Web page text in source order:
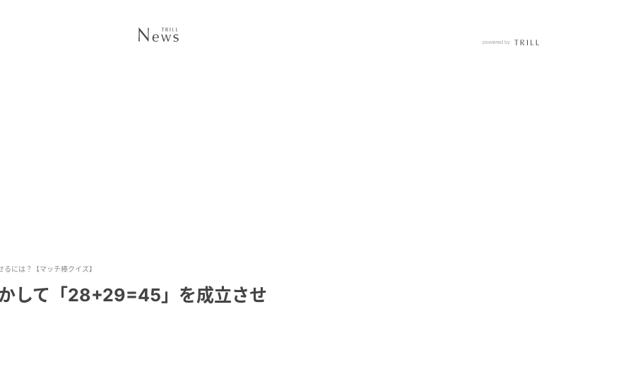
には？【マッチ棒クイズ】
して「28+29=45」を成立させ